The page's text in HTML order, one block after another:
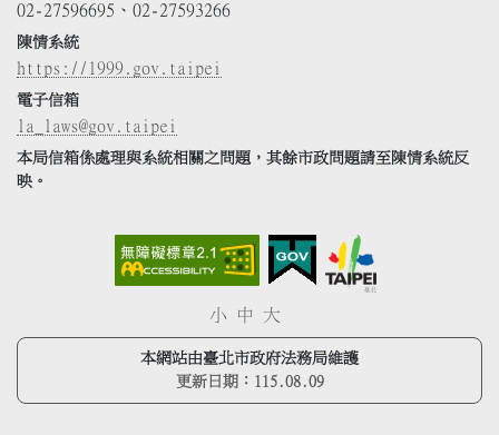
02-27596695、02-27593266
陳情系統
https://1999.gov.taipei
電子信箱
la_laws@gov.taipei
本局信箱係處理與系統相關之問題，其餘市政問題請至陳情系統反
映。
小 中 大
本網站由臺北市政府法務局維護
更新日期： 115.08.09